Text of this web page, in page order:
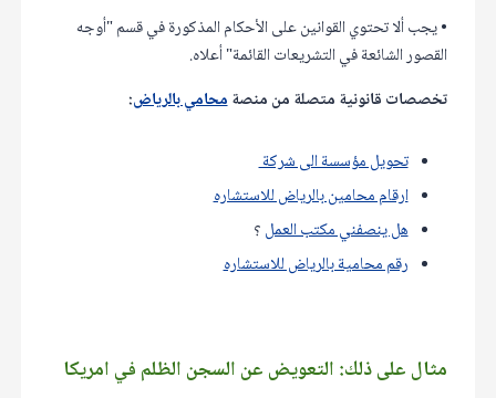
• يجب ألا تحتوي القوانين على الأحكام المذكورة في قسم "أوجه
القصور الشائعة في التشريعات القائمة" أعلاه.
تخصصات قانونية متصلة من منصةمحامي بالرياض:
تحويل مؤسسة الى شركة
ارقام محامين بالرياض للاستشاره
هل ينصفني مكتب العمل؟
رقم محامية بالرياض للاستشاره
مثال على ذلك: التعويض عن السجن الظلم في امريكا